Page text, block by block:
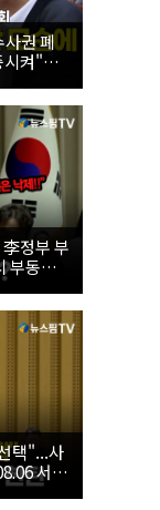
권 폐
시켜"｜
론회
정부 부
부동산
택"...사
서울